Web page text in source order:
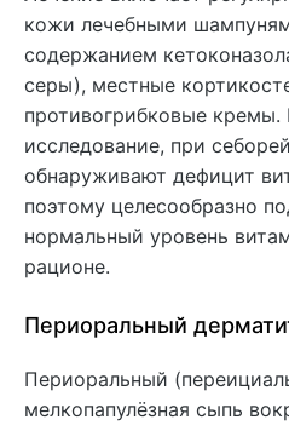
кожи лечебными
содержанием
серы), местные
противогрибковые кремы.
исследование, при
обнаруживают дефицит
поэтому целесообразно
нормальный уровень
рационе.
Периоральный
Периоральный
мелкопапулёзная сыпь